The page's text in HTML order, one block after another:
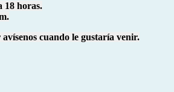
18 horas.
cuando le gustaría venir.